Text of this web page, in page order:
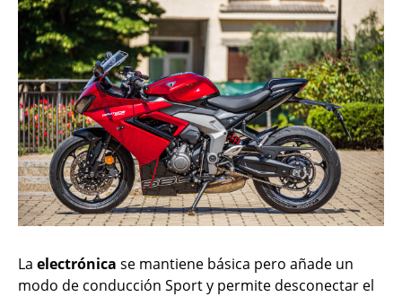
La electrónica se mantiene básica pero añade un
modo de conducción Sport y permite desconectar el